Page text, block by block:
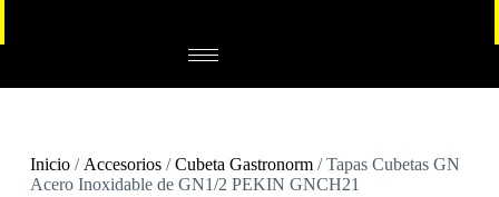
Inicio/ Accesorios/Cubeta Gastronorm/ Tapas Cubetas GN
Acero Inoxidable de GN1/2 PEKIN GNCH21